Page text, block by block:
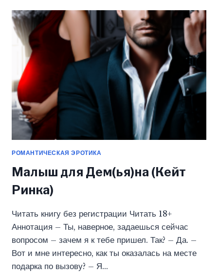
ЛЮБЛЮ
(КЕЙТ
РИНКА)
РОМАНТИЧЕСКАЯ ЭРОТИКА
Малыш для Дем(ья)на (Кейт
Ринка)
Читать книгу без регистрации Читать 18+
Аннотация – Ты, наверное, задаешься сейчас
вопросом – зачем я к тебе пришел. Так? – Да. –
Вот и мне интересно, как ты оказалась на месте
подарка по вызову? – Я…